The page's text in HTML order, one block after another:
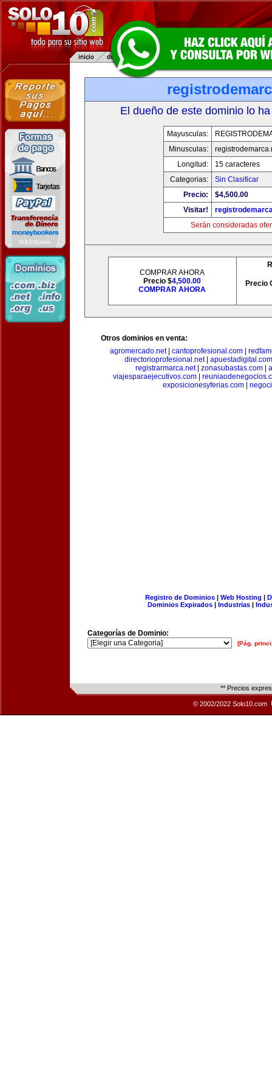
El dueño de este dominio lo
Mayusculas:
Minusculas:
Longitud:
15 caracteres
Categorias:
Sin Clasificar
Precio:
$4,500.00
Visitar!
Serán consideradas
COMPRAR AHORA
Precio $4,500.00
COMPRAR AHORA
Precio
Otros dominios en venta:
agromercado.net| cantoprofesional.com
directorioprofesional.net| apuestadigital.com
registrarmarca.net| zonasubastas.com|
viajesparaejecutivos.com|
exposicionesyferias.com
Registro de Dominios| Web Hosting |
Dominios Expirados | Industrias |
Categorías de Dominio:
[Pág.
** Precios
© 2002/2022 Solo10.com